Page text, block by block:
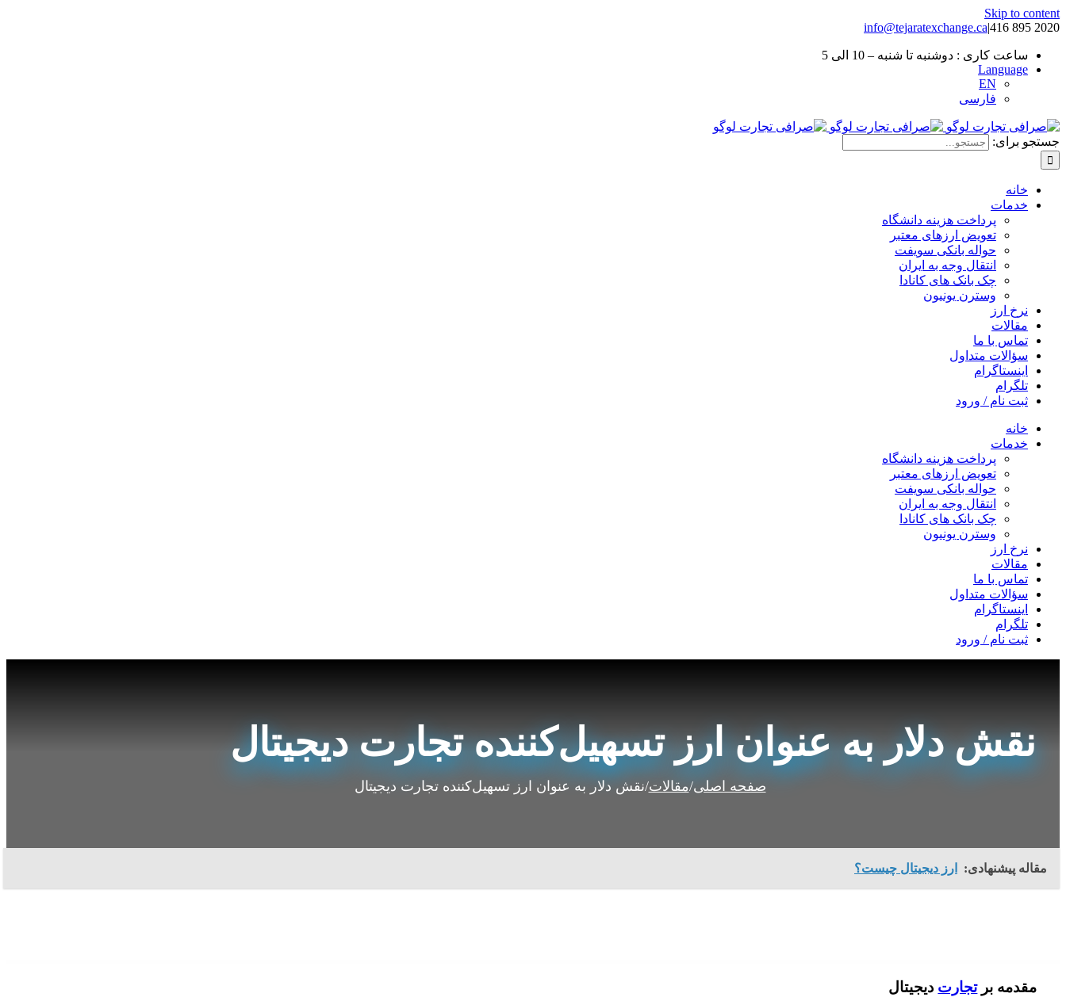
Skip to content
2020 895 416
|
info@tejaratexchange.ca
ساعت کاری : دوشنبه تا شنبه – 10 الی 5
Language
EN
فارسی
جستجو برای:
خانه
خدمات
پرداخت هزینه دانشگاه
تعویض ارزهای معتبر
حواله بانکی سویفت
انتقال وجه به ایران
چک بانک های کانادا
وسترن یونیون
نرخ ارز
مقالات
تماس با ما
سؤالات متداول
اینستاگرام
تلگرام
ثبت نام / ورود
خانه
خدمات
پرداخت هزینه دانشگاه
تعویض ارزهای معتبر
حواله بانکی سویفت
انتقال وجه به ایران
چک بانک های کانادا
وسترن یونیون
نرخ ارز
مقالات
تماس با ما
سؤالات متداول
اینستاگرام
تلگرام
ثبت نام / ورود
نقش دلار به عنوان ارز تسهیل‌کننده تجارت دیجیتال
صفحه اصلی/مقالات/نقش دلار به عنوان ارز تسهیل‌کننده تجارت دیجیتال
مقاله پیشنهادی: ارز دیجیتال چیست؟
مقدمه برتجارت دیجیتال